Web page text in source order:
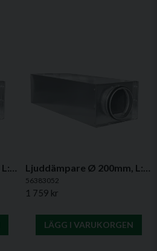
Ljuddämpare Ø 160mm, L: 1000mm, B: 210mm, H: 210mm Ljuddämpare Ø 200mm, L: 1000mm, B: 250mm, H: 250mm
56383052
1 759 kr
LÄGG I VARUKORGEN
underhålla.
och kommersiella byggnader.
är en viktig faktor.
fråga
fråga